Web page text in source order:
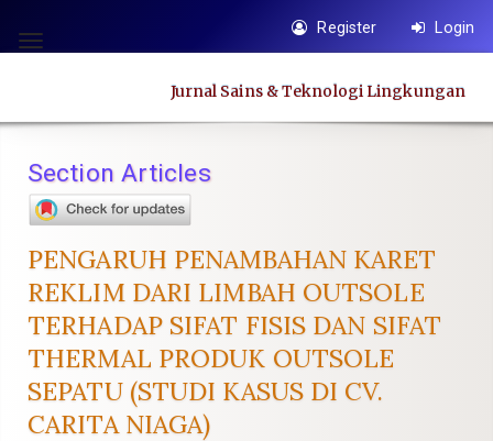
jump
content
Navigation
Main
Sidebar
Toggle
Register Login
Jurnal Sains & Teknologi Lingkungan
Section Articles
PENGARUH PENAMBAHAN KARET
REKLIM DARI LIMBAH OUTSOLE
TERHADAP SIFAT FISIS DAN SIFAT
THERMAL PRODUK OUTSOLE
SEPATU (STUDI KASUS DI CV.
CARITA NIAGA)